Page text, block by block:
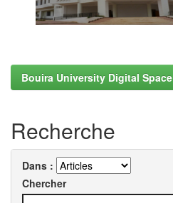
Bouira University Digital Space
Recherche
Dans :
Chercher